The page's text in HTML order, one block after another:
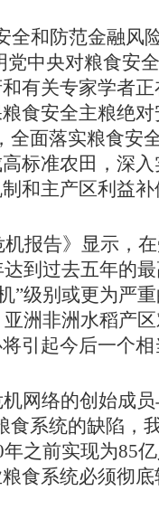
全和防范金融风
党中央对粮食安
有关专家学者正
食安全主粮绝对
全面落实粮食安
标准农田，深入
和主产区利益补
报告》显示，
到过去五年的
”级别或更为严
洲非洲水稻产
引起今后一个
网络的创始成员
食系统的缺陷，
之前实现为85
食系统必须彻底